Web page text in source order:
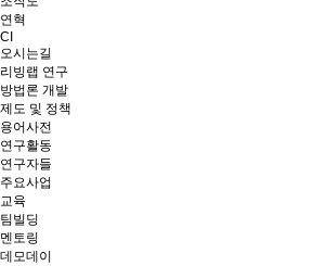
연혁
CI
오시는길
리빙랩 연구
방법론 개발
제도 및 정책
용어사전
연구활동
연구자들
주요사업
교육
팀빌딩
멘토링
데모데이